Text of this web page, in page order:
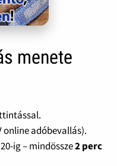
menete
online adóbevallás).
ig – mindössze2 perc